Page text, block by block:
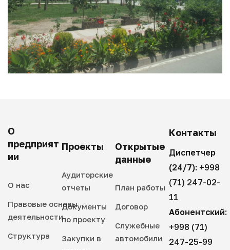
О
предприят
ии
О нас
Правовые основы
деятельности
Структура
Проекты
Аудиторские
отчеты
Документы
по проекту
Закупки в
Открытые
данные
План работы
Договор
Служебные
автомобили
Контакты
Диспетчер
(24/7): +998
(71) 247-02-
11
Абонентский:
+998 (71)
247-25-99